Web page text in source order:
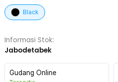
Black
Informasi Stok:
Jabodetabek
Gudang Online